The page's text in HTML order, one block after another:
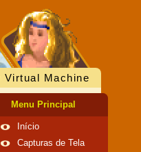
Machine
Menu Principal
Início
Capturas de Tela